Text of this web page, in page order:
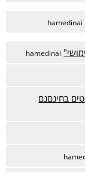
hamedinai
hamedinai
בחינםנם